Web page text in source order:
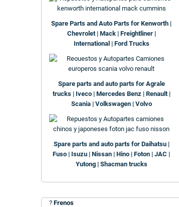
Spare Parts and Auto Parts for Kenworth |
Chevrolet | Mack | Freightliner |
International | Ford Trucks
Spare parts and auto parts for Agrale
trucks | Iveco | Mercedes Benz | Renault |
Scania | Volkswagen | Volvo
Spare parts and auto parts for Daihatsu |
Fuso | Isuzu | Nissan | Hino | Foton | JAC |
Yutong | Shacman trucks
? Frenos